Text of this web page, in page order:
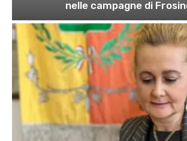
nelle campagne di